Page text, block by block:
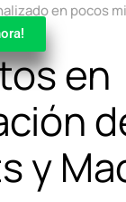
en pocos
en
y